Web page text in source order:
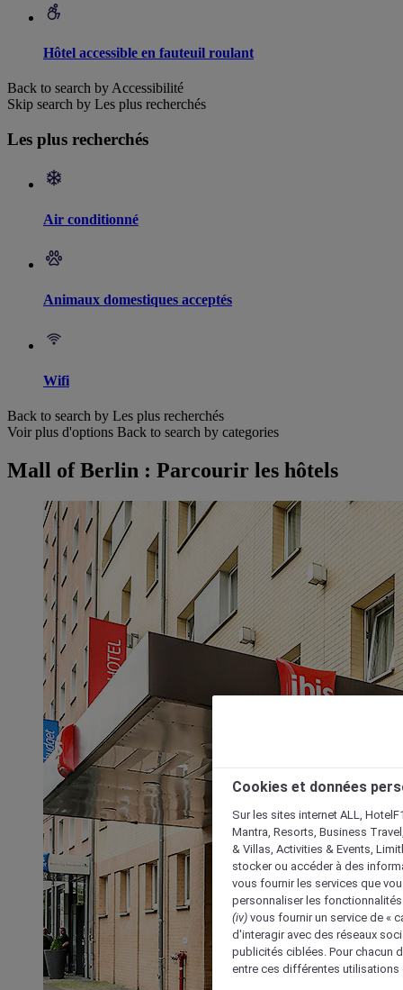
Hôtel accessible en fauteuil roulant
Back to search by Accessibilité
Skip search by Les plus recherchés
Les plus recherchés
Air conditionné
Animaux domestiques acceptés
Wifi
Back to search by Les plus recherchés
Voir plus d'options Back to search by categories
Mall of Berlin : Parcourir les hôtels
Cookies et données
Sur les sites internet ALL,
Mantra, Resorts, Business
& Villas, Activities & Events,
stocker ou accéder à des
vous fournir les services que
personnaliser les
(iv) vous fournir un service de «
d'interagir avec des réseaux
publicités ciblées. Pour chacun
entre ces différentes utilisations